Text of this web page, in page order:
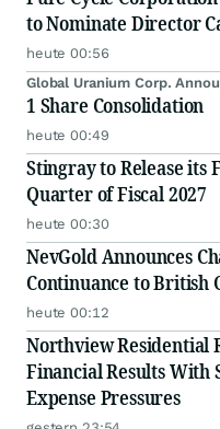
to Nominate Director
heute 00:56
Global Uranium Corp.
1 Share Consolidation
heute 00:49
Stingray to Release its
Quarter of Fiscal 2027
heute 00:30
NevGold Announces
Continuance to British
heute 00:12
Northview Residential
Financial Results With
Expense Pressures